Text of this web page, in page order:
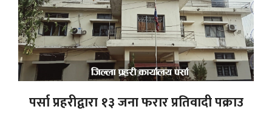
पर्सा प्रहरीद्वारा १३ जना फरार प्रतिवादी पक्राउ